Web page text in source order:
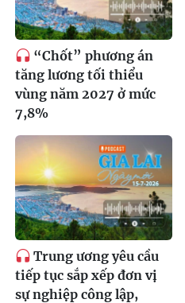
“Chốt” phương án
tăng lương tối thiểu
vùng năm 2027 ở mức
7,8%
Trung ương yêu cầu
tiếp tục sắp xếp đơn vị
sự nghiệp công lập,